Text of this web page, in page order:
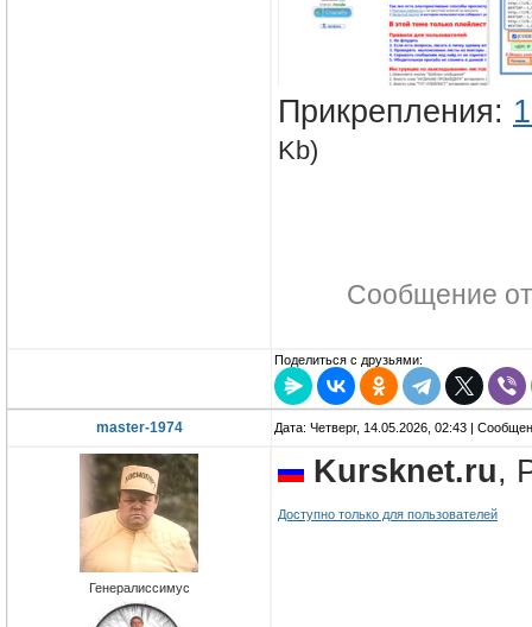
Прикрепления:
Kb)
Сообщение
Поделиться с друзьями:
master-1974 Дата: Четверг, 14.05.2026, 02:43 |
Генералиссимус
Kursknet.ru,
Доступно только для пользователей